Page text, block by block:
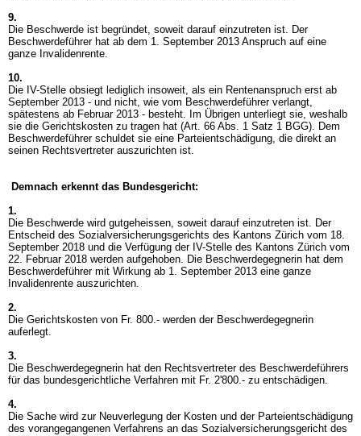
9.
Die Beschwerde ist begründet, soweit darauf einzutreten ist. Der
Beschwerdeführer hat ab dem 1. September 2013 Anspruch auf eine
ganze Invalidenrente.
10.
Die IV-Stelle obsiegt lediglich insoweit, als ein Rentenanspruch erst ab
September 2013 - und nicht, wie vom Beschwerdeführer verlangt,
spätestens ab Februar 2013 - besteht. Im Übrigen unterliegt sie, weshalb
sie die Gerichtskosten zu tragen hat (Art. 66 Abs. 1 Satz 1 BGG). Dem
Beschwerdeführer schuldet sie eine Parteientschädigung, die direkt an
seinen Rechtsvertreter auszurichten ist.
Demnach erkennt das Bundesgericht:
1.
Die Beschwerde wird gutgeheissen, soweit darauf einzutreten ist. Der
Entscheid des Sozialversicherungsgerichts des Kantons Zürich vom 18.
September 2018 und die Verfügung der IV-Stelle des Kantons Zürich vom
22. Februar 2018 werden aufgehoben. Die Beschwerdegegnerin hat dem
Beschwerdeführer mit Wirkung ab 1. September 2013 eine ganze
Invalidenrente auszurichten.
2.
Die Gerichtskosten von Fr. 800.- werden der Beschwerdegegnerin
auferlegt.
3.
Die Beschwerdegegnerin hat den Rechtsvertreter des Beschwerdeführers
für das bundesgerichtliche Verfahren mit Fr. 2'800.- zu entschädigen.
4.
Die Sache wird zur Neuverlegung der Kosten und der Parteientschädigung
des vorangegangenen Verfahrens an das Sozialversicherungsgericht des